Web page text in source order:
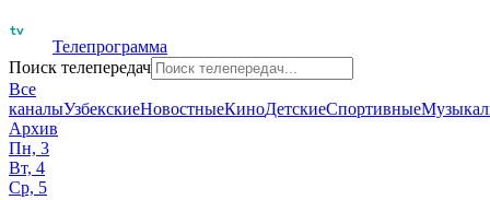
Телепрограмма
Поиск телепередач
Все
каналыУзбекскиеНовостныеКиноДетскиеСпортивные
Архив
Пн, 3
Вт, 4
Ср, 5